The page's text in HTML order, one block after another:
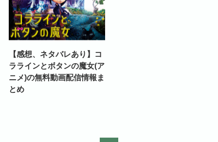
【感想、ネタバレあり】コ
ララインとボタンの魔女(ア
ニメ)の無料動画配信情報ま
とめ